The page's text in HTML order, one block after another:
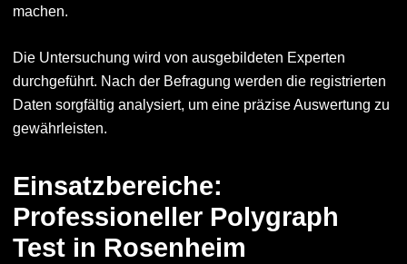
machen.
Die Untersuchung wird von ausgebildeten Experten
durchgeführt. Nach der Befragung werden die registrierten
Daten sorgfältig analysiert, um eine präzise Auswertung zu
gewährleisten.
Einsatzbereiche:
Professioneller Polygraph
Test in Rosenheim